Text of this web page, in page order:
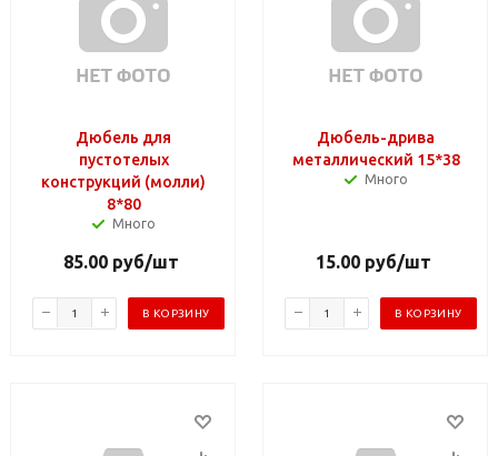
Дюбель для
пустотелых
конструкций (молли)
8*80
Много
85.00 руб/шт
В КОРЗИНУ
Дюбель-дрива
металлический 15*38
Много
15.00 руб/шт
В КОРЗИНУ